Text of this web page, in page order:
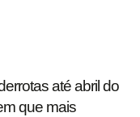
até abril do
que mais